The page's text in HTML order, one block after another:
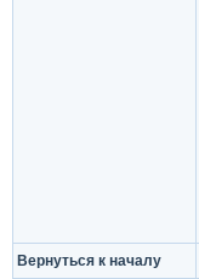
Вернуться к началу